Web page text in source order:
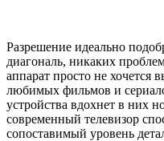
Разрешение идеально
диагональ, никаких
аппарат просто не хочется
любимых фильмов и
устройства вдохнет в них
современный телевизор
сопоставимый уровень